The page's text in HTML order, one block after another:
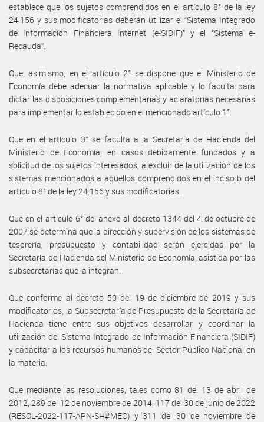
establece que los sujetos comprendidos en el artículo 8° de la ley
24.156 y sus modificatorias deberán utilizar el “Sistema Integrado
de Información Financiera Internet (e-SIDIF)” y el “Sistema e-
Recauda”.
Que, asimismo, en el artículo 2° se dispone que el Ministerio de
Economía debe adecuar la normativa aplicable y lo faculta para
dictar las disposiciones complementarias y aclaratorias necesarias
para implementar lo establecido en el mencionado artículo 1°.
Que en el artículo 3° se faculta a la Secretaría de Hacienda del
Ministerio de Economía, en casos debidamente fundados y a
solicitud de los sujetos interesados, a excluir de la utilización de los
sistemas mencionados a aquellos comprendidos en el inciso b del
artículo 8° de la ley 24.156 y sus modificatorias.
Que en el artículo 6° del anexo al decreto 1344 del 4 de octubre de
2007 se determina que la dirección y supervisión de los sistemas de
tesorería, presupuesto y contabilidad serán ejercidas por la
Secretaría de Hacienda del Ministerio de Economía, asistida por las
subsecretarías que la integran.
Que conforme al decreto 50 del 19 de diciembre de 2019 y sus
modificatorios, la Subsecretaría de Presupuesto de la Secretaría de
Hacienda tiene entre sus objetivos desarrollar y coordinar la
utilización del Sistema Integrado de Información Financiera (SIDIF)
y capacitar a los recursos humanos del Sector Público Nacional en
la materia.
Que mediante las resoluciones, tales como 81 del 13 de abril de
2012, 289 del 12 de noviembre de 2014, 117 del 30 de junio de 2022
(RESOL-2022-117-APN-SH#MEC) y 311 del 30 de noviembre de